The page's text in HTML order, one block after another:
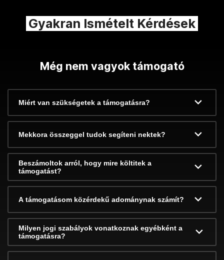
Gyakran Ismételt Kérdések
Még nem vagyok támogató
Miért van szükségetek a támogatásra?
Mekkora összeggel tudok segíteni nektek?
Beszámoltok arról, hogy mire költitek a
támogatást?
A támogatásom közérdekű adománynak számít?
Milyen jogi szabályok vonatkoznak egyébként a
támogatásra?